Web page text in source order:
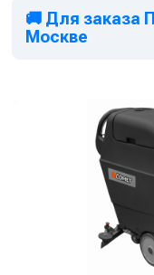
Обратите внимание:
Бак для моющего
разной степени
🚚 Для заказа
Москве